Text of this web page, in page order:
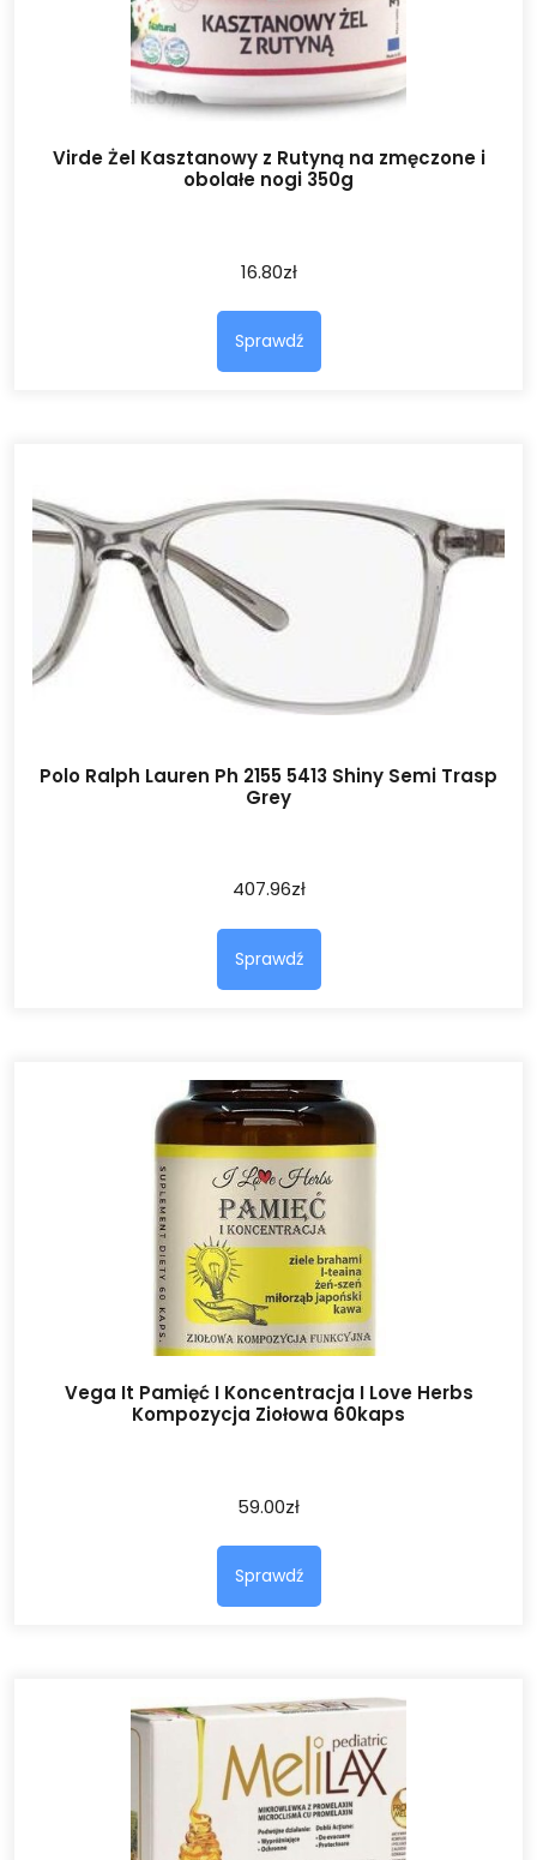
Virde Żel Kasztanowy z Rutyną na zmęczone i
obolałe nogi 350g
16.80zł
Sprawdź
Polo Ralph Lauren Ph 2155 5413 Shiny Semi Trasp
Grey
407.96zł
Sprawdź
Vega It Pamięć I Koncentracja I Love Herbs
Kompozycja Ziołowa 60kaps
59.00zł
Sprawdź